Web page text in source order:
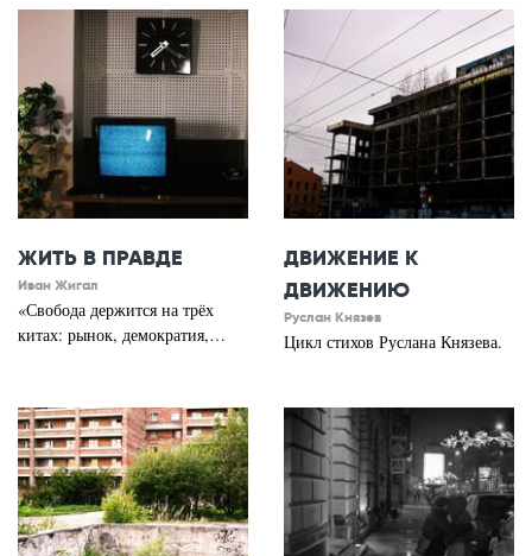
ЖИТЬ В ПРАВДЕ
Иван Жигал
«Свобода держится на трёх
китах: рынок, демократия,…
ДВИЖЕНИЕ К
ДВИЖЕНИЮ
Руслан Князев
Цикл стихов Руслана Князева.